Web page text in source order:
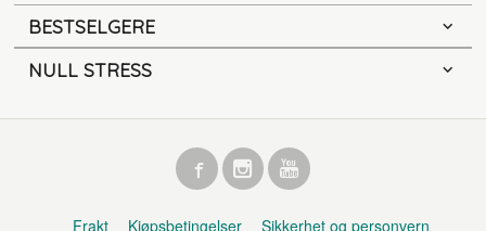
BESTSELGERE
NULL STRESS
Frakt Kjøpsbetingelser
Sikkerhet og personvern